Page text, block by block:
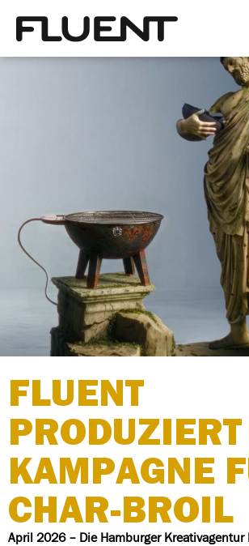
FLUENT
KAMPAGNE
CHAR-BROIL
April 2026 – Die Hamburger Kreativagentur